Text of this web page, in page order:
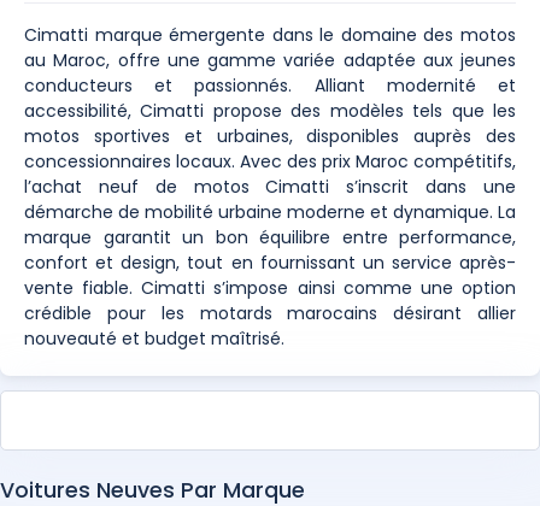
Cimatti marque émergente dans le domaine des motos
au Maroc, offre une gamme variée adaptée aux jeunes
conducteurs et passionnés. Alliant modernité et
accessibilité, Cimatti propose des modèles tels que les
motos sportives et urbaines, disponibles auprès des
concessionnaires locaux. Avec des prix Maroc compétitifs,
l’achat neuf de motos Cimatti s’inscrit dans une
démarche de mobilité urbaine moderne et dynamique. La
marque garantit un bon équilibre entre performance,
confort et design, tout en fournissant un service après-
vente fiable. Cimatti s’impose ainsi comme une option
crédible pour les motards marocains désirant allier
nouveauté et budget maîtrisé.
Voitures Neuves Par Marque